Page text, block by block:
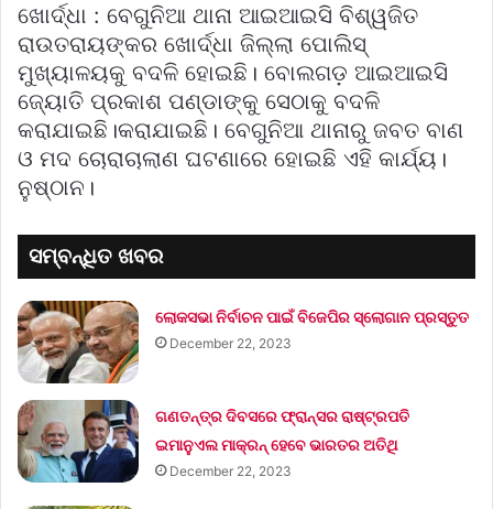
ଖୋର୍ଦ୍ଧା : ବେଗୁନିଆ ଥାନା ଆଇଆଇସି ବିଶ୍ୱଜିତ
ରାଉତରାୟଙ୍କର ଖୋର୍ଦ୍ଧା ଜିଲ୍ଲା ପୋଲିସ୍
ମୁଖ୍ୟାଳୟକୁ ବଦଳି ହୋଇଛି। ବୋଲଗଡ଼ ଆଇଆଇସି
ଜ୍ୟୋତି ପ୍ରକାଶ ପଣ୍ଡାଙ୍କୁ ସେଠାକୁ ବଦଳି
କରାଯାଇଛି।କରାଯାଇଛି। ବେଗୁନିଆ ଥାନାରୁ ଜବତ ବାଣ
ଓ ମଦ ଚୋରାଚାଲାଣ ଘଟଣାରେ ହୋଇଛି ଏହି କାର୍ଯ୍ୟ।
ନୁଷ୍ଠାନ।
ସମ୍ବନ୍ଧିତ ଖବର
ଲୋକସଭା ନିର୍ବାଚନ ପାଇଁ ବିଜେପିର ସ୍ଲୋଗାନ ପ୍ରସ୍ତୁତ
December 22, 2023
ଗଣତନ୍ତ୍ର ଦିବସରେ ଫ୍ରାନ୍ସର ରାଷ୍ଟ୍ରପତି
ଇମାନୁଏଲ ମାକ୍ରନ୍‌ ହେବେ ଭାରତର ଅତିଥି
December 22, 2023